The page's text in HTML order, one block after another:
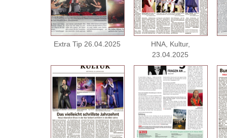
Extra Tip 26.04.2025
HNA, Kultur,
23.04.2025